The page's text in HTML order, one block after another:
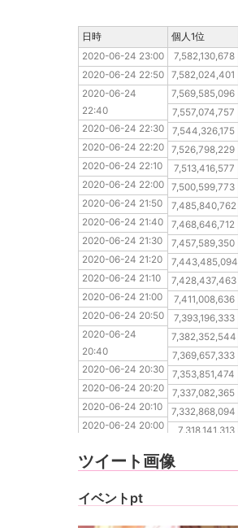
2020-06-24 23:00 7,582,130,678
2020-06-24 22:50
7,582,024,401
2020-06-24 22:40
7,569,585,096
2020-06-24 22:30
7,557,074,757
2020-06-24 22:20
7,544,326,175
2020-06-24 22:10
7,526,798,229
2020-06-24 22:00
7,513,416,577
2020-06-24 21:50
7,500,599,773
2020-06-24 21:40
7,485,840,762
2020-06-24 21:30
7,468,646,712
2020-06-24 21:20
7,457,589,350
2020-06-24 21:10
7,443,485,094
2020-06-24 21:00
7,428,437,463
2020-06-24 20:50
7,411,008,636
2020-06-24 20:40
7,393,196,333
2020-06-24 20:30
7,382,352,544
2020-06-24 20:20
7,369,657,333
2020-06-24 20:10
7,353,851,474
2020-06-24 20:00
7,337,082,365
2020-06-24 19:50
7,332,868,094
2020-06-24 19:40
7,318,141,313
日時 個人1位
2020-06-24 23:00
2020-06-24 22:50
2020-06-24
22:40
2020-06-24 22:30
2020-06-24 22:20
2020-06-24 22:10
2020-06-24 22:00
2020-06-24 21:50
2020-06-24 21:40
2020-06-24 21:30
2020-06-24 21:20
2020-06-24 21:10
2020-06-24 21:00
2020-06-24 20:50
2020-06-24
20:40
2020-06-24 20:30
2020-06-24 20:20
2020-06-24 20:10
2020-06-24 20:00
2020-06-24 19:40
日時
ツイート画像
イベントpt